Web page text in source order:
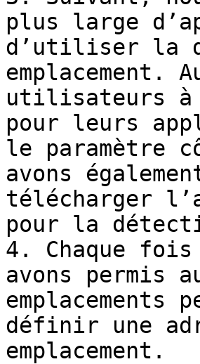
plus large
d’utiliser la
emplacement.
utilisateurs à
pour leurs
le paramètre
avons
télécharger
pour la
4. Chaque
avons permis
emplacements
définir une
emplacement.